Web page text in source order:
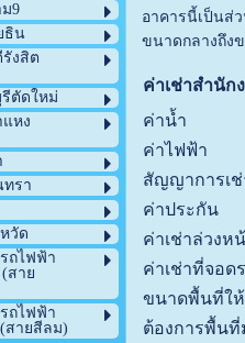
9
ธิน
งสิต
ตัดใหม่
หง
ทรา
วัด
ถไฟฟ้า
สาย
ถไฟฟ้า
สายสีลม)
อาคารนี้เป็นส่ว
ขนาดกลางถึง
ค่าเช่าสำนัก
ค่าน้ำ
ค่าไฟฟ้า
สัญญาการเช่
ค่าประกัน
ค่าเช่าล่วงห
ค่าเช่าที่จอด
ขนาดพื้นที่ให้
ต้องการพื้นที่